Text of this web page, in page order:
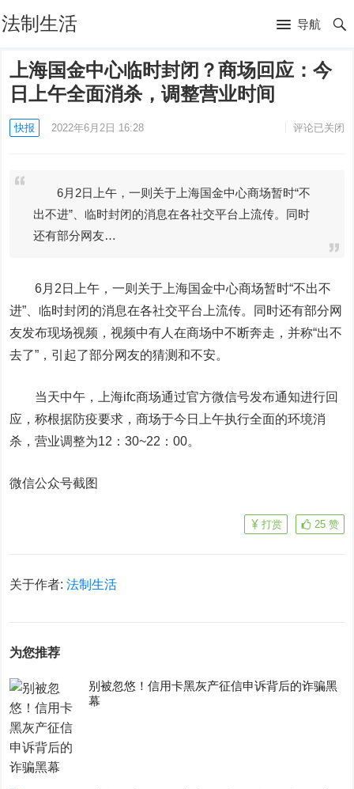
法制生活 导航
上海国金中心临时封闭？商场回应：今
日上午全面消杀，调整营业时间
快报 2022年6月2日 16:28 评论已关闭
6月2日上午，一则关于上海国金中心商场暂时“不
出不进”、临时封闭的消息在各社交平台上流传。同时
还有部分网友…
6月2日上午，一则关于上海国金中心商场暂时“不出不
进”、临时封闭的消息在各社交平台上流传。同时还有部分网
友发布现场视频，视频中有人在商场中不断奔走，并称“出不
去了”，引起了部分网友的猜测和不安。
当天中午，上海ifc商场通过官方微信号发布通知进行回
应，称根据防疫要求，商场于今日上午执行全面的环境消
杀，营业调整为12：30~22：00。
微信公众号截图
25 赞
打赏
关于作者:法制生活
为您推荐
别被忽悠！信用卡黑灰产征信申诉背后的诈骗黑
幕